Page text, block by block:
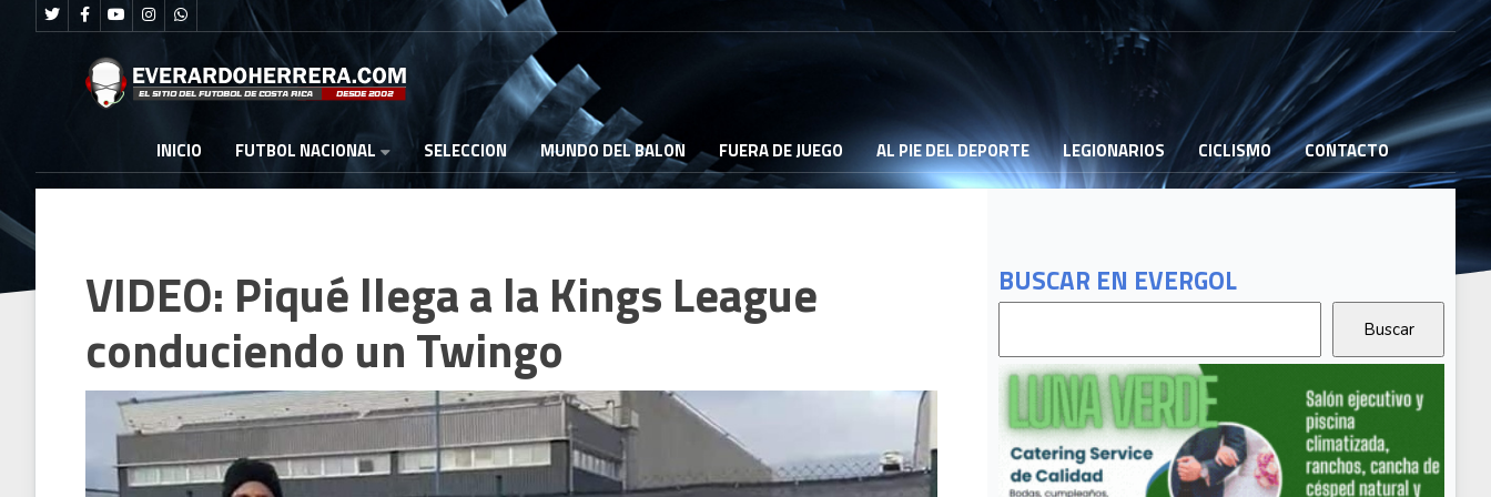
INICIO FUTBOL NACIONAL SELECCION MUNDO DEL BALON FUERA DE JUEGO AL PIE DEL DEPORTE LEGIONARIOS CICLISMO CONTACTO
BUSCAR EN EVERGOL
VIDEO: Piqué llega a la Kings League
conduciendo un Twingo